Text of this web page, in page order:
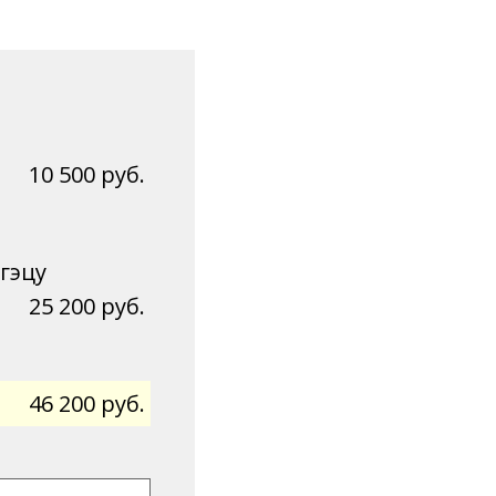
10 500 руб.
25 200 руб.
46 200 руб.